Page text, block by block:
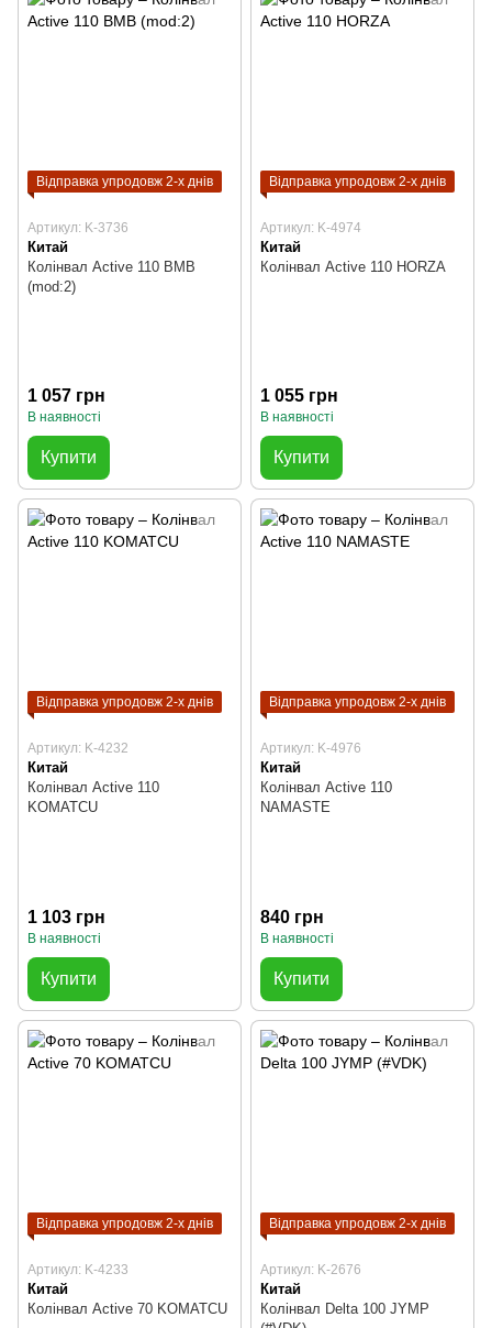
Відправка упродовж 2-х днів
Артикул: K-3736
Китай
Колінвал Active 110 BMB
(mod:2)
1 057 грн
В наявності
Купити
Відправка упродовж 2-х днів
Артикул: K-4974
Китай
Колінвал Active 110 HORZA
1 055 грн
В наявності
Купити
Відправка упродовж 2-х днів
Артикул: K-4232
Китай
Колінвал Active 110
KOMATCU
1 103 грн
В наявності
Купити
Відправка упродовж 2-х днів
Артикул: K-4976
Китай
Колінвал Active 110
NAMASTE
840 грн
В наявності
Купити
Відправка упродовж 2-х днів
Артикул: K-4233
Китай
Колінвал Active 70 KOMATCU
Відправка упродовж 2-х днів
Артикул: K-2676
Китай
Колінвал Delta 100 JYMP